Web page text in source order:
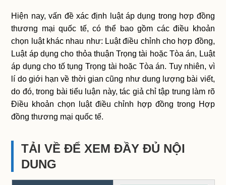
Hiện nay, vấn đề xác định luật áp dụng trong hợp đồng
thương mại quốc tế, có thể bao gồm các điều khoản
chọn luật khác nhau như: Luật điều chỉnh cho hợp đồng,
Luật áp dụng cho thỏa thuận Trọng tài hoặc Tòa án, Luật
áp dụng cho tố tụng Trọng tài hoặc Tòa án. Tuy nhiên, vì
lí do giới hạn về thời gian cũng như dung lượng bài viết,
do đó, trong bài tiểu luận này, tác giả chỉ tập trung làm rõ
Điều khoản chọn luật điều chỉnh hợp đồng trong Hợp
đồng thương mại quốc tế.
TẢI VỀ ĐỂ XEM ĐẦY ĐỦ NỘI
DUNG